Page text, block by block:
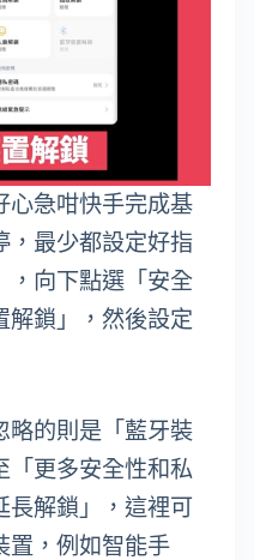
心急咁快手完成基
，最少都設定好指
，向下點選「安全
解鎖」，然後設定
略的則是「藍牙裝
「更多安全性和私
解鎖」，這裡可
置，例如智能手